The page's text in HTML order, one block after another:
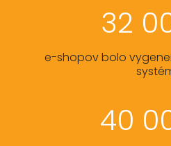
32
e-shopov bolo
40